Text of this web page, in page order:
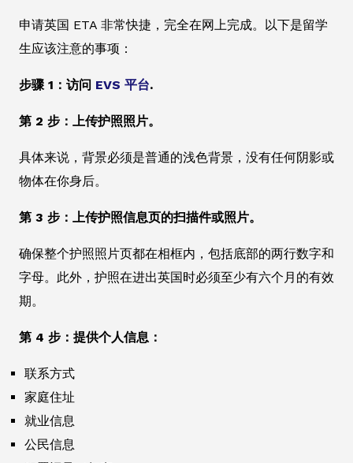
申请英国 ETA 非常快捷，完全在网上完成。以下是留学
生应该注意的事项：
步骤 1：访问 EVS 平台.
第 2 步：上传护照照片。
具体来说，背景必须是普通的浅色背景，没有任何阴影或
物体在你身后。
第 3 步：上传护照信息页的扫描件或照片。
确保整个护照照片页都在相框内，包括底部的两行数字和
字母。此外，护照在进出英国时必须至少有六个月的有效
期。
第 4 步：提供个人信息：
联系方式
家庭住址
就业信息
公民信息